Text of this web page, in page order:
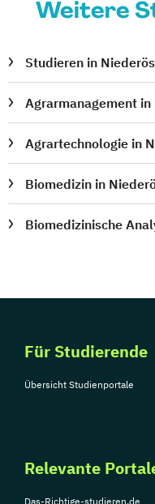
Weitere
Studieren in
Agrarmanagement
Agrartechnologie in
Biomedizin in
Biomedizinische
Für Studierende
Übersicht Studienportale
Relevante
Das-Richtige-studieren.de